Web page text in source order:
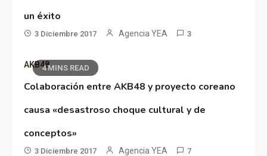
un éxito
3 Diciembre 2017 Agencia YEA 3
4 MINS READ
AKB48
Colaboración entre AKB48 y proyecto coreano
causa «desastroso choque cultural y de
conceptos»
3 Diciembre 2017 Agencia YEA 7